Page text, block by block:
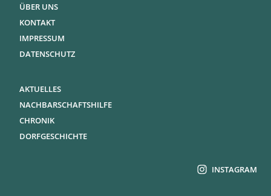
ÜBER UNS
KONTAKT
IMPRESSUM
DATENSCHUTZ
AKTUELLES
NACHBARSCHAFTSHILFE
CHRONIK
DORFGESCHICHTE
INSTAGRAM